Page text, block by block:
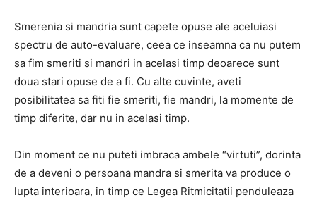
Smerenia si mandria sunt capete opuse ale aceluiasi
spectru de auto-evaluare, ceea ce inseamna ca nu putem
sa fim smeriti si mandri in acelasi timp deoarece sunt
doua stari opuse de a fi. Cu alte cuvinte, aveti
posibilitatea sa fiti fie smeriti, fie mandri, la momente de
timp diferite, dar nu in acelasi timp.
Din moment ce nu puteti imbraca ambele “virtuti”, dorinta
de a deveni o persoana mandra si smerita va produce o
lupta interioara, in timp ce Legea Ritmicitatii penduleaza